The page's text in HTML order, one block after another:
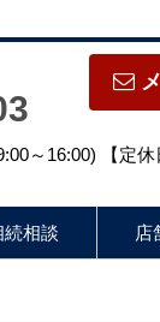
～16:00) 【定
続相談 店